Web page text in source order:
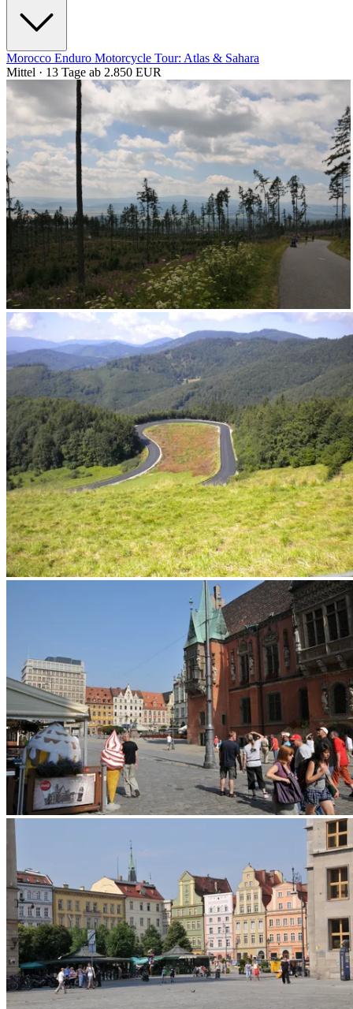
Morocco Enduro Motorcycle Tour: Atlas & Sahara
Mittel · 13 Tage ab 2.850 EUR